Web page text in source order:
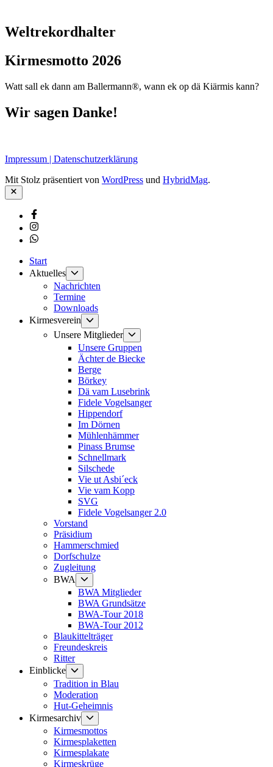
Weltrekordhalter
Kirmesmotto 2026
Watt sall ek dann am Ballermann®, wann ek op dä Kiärmis kann?
Wir sagen Danke!
Impressum | Datenschutzerklärung
Mit Stolz präsentiert von WordPress und HybridMag.
Schließen
Facebook
Instagram
Whatsapp
Start
Aktuelles
anzeigen
Nachrichten
Termine
Downloads
Kirmesverein
Untermenü
anzeigen
Unsere Mitglieder
anzeigen
Unsere Gruppen
Ächter de Biecke
Berge
Börkey
Dä vam Lusebrink
Fidele Vogelsanger
Hippendorf
Im Dörnen
Mühlenhämmer
Pinass Brumse
Schnellmark
Silschede
Vie ut Asbi´eck
Vie vam Kopp
SVG
Fidele Vogelsanger 2.0
Vorstand
Präsidium
Hammerschmied
Dorfschulze
Zugleitung
BWA
anzeigen
BWA Mitglieder
BWA Grundsätze
BWA-Tour 2018
BWA-Tour 2012
Blaukittelträger
Freundeskreis
Ritter
Einblicke
Untermenü
anzeigen
Tradition in Blau
Moderation
Hut-Geheimnis
Kirmesarchiv
anzeigen
Kirmesmottos
Kirmesplaketten
Kirmesplakate
Kirmeskrüge